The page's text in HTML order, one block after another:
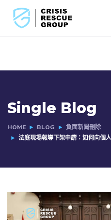
Single Blog
HOME BLOG
負面新聞刪除
法庭現場報導下架申請：如何向個